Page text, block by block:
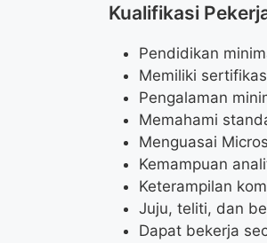
Kualifikasi
Pendidikan
Memiliki
Pengalaman
Memahami
Menguasai
Kemampuan
Keterampilan
Juju, teliti, dan
Dapat bekerja